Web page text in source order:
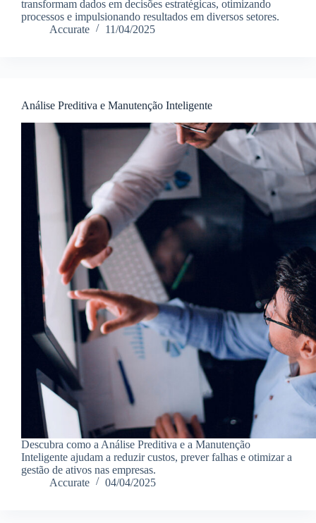
transformam dados em decisões estratégicas, otimizando
processos e impulsionando resultados em diversos setores.
Accurate
11/04/2025
Análise Preditiva e Manutenção Inteligente
Descubra como a Análise Preditiva e a Manutenção
Inteligente ajudam a reduzir custos, prever falhas e otimizar a
gestão de ativos nas empresas.
Accurate
04/04/2025